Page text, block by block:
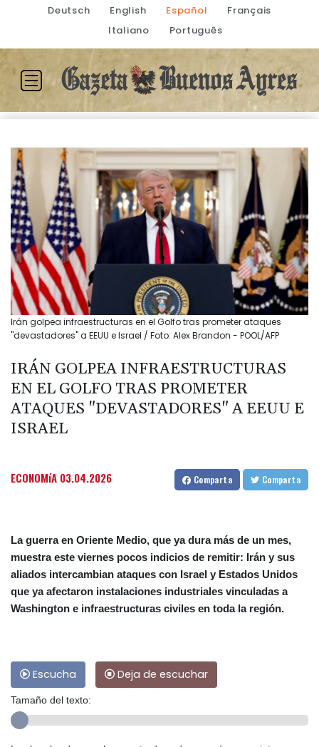
Deutsch English Español
Français
Italiano
Português
Irán golpea infraestructuras en el Golfo tras prometer ataques
"devastadores" a EEUU e Israel / Foto: Alex Brandon - POOL/AFP
IRÁN GOLPEA INFRAESTRUCTURAS
EN EL GOLFO TRAS PROMETER
ATAQUES "DEVASTADORES" A EEUU E
ISRAEL
ECONOMíA 03.04.2026 Comparta Comparta
La guerra en Oriente Medio, que ya dura más de un mes,
muestra este viernes pocos indicios de remitir: Irán y sus
aliados intercambian ataques con Israel y Estados Unidos
que ya afectaron instalaciones industriales vinculadas a
Washington e infraestructuras civiles en toda la región.
Escucha Deja de escuchar
Tamaño del texto: